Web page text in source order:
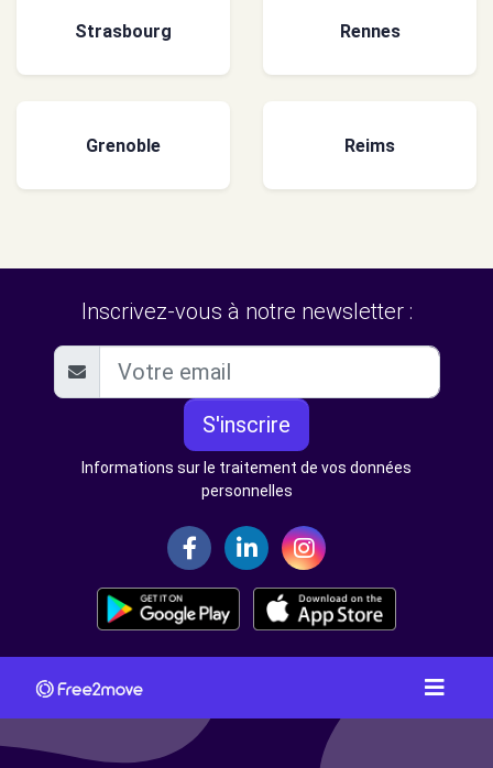
Strasbourg Rennes
Grenoble Reims
Inscrivez-vous à notre newsletter :
S'inscrire
Informations sur le traitement de vos données
personnelles